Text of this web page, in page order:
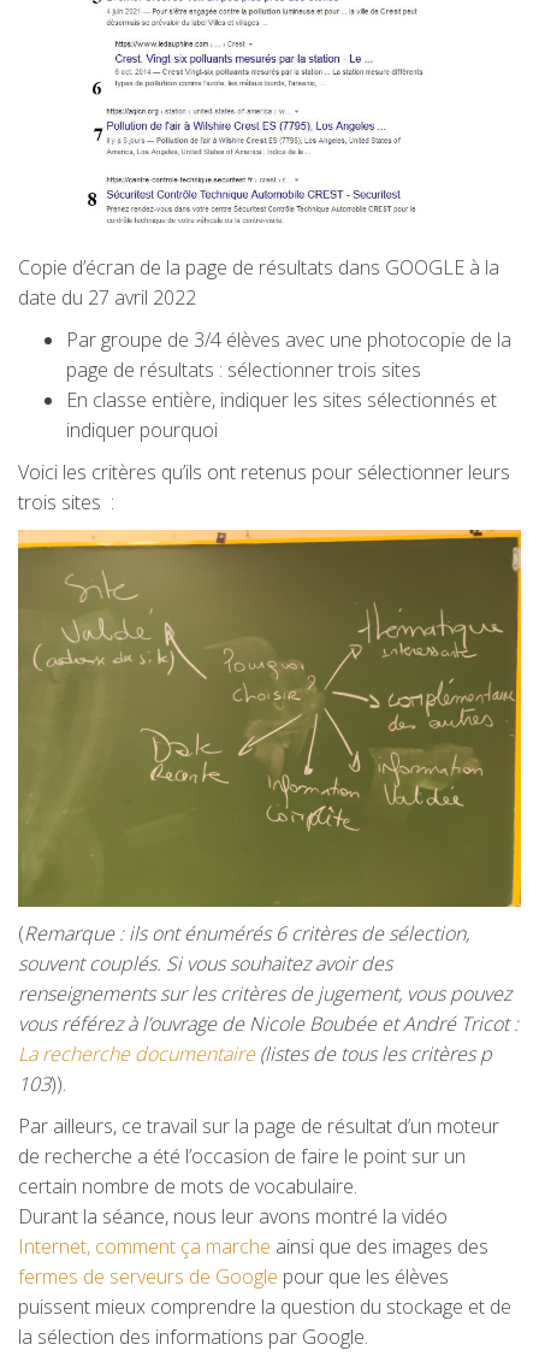
Copie d’écran de la page de résultats dans GOOGLE à la
date du 27 avril 2022
Par groupe de 3/4 élèves avec une photocopie de la
page de résultats : sélectionner trois sites
En classe entière, indiquer les sites sélectionnés et
indiquer pourquoi
Voici les critères qu’ils ont retenus pour sélectionner leurs
trois sites :
(Remarque : ils ont énumérés 6 critères de sélection,
souvent couplés. Si vous souhaitez avoir des
renseignements sur les critères de jugement, vous pouvez
vous référez à l’ouvrage de Nicole Boubée et André Tricot :
La recherche documentaire(listes de tous les critères p
103)).
Par ailleurs, ce travail sur la page de résultat d’un moteur
de recherche a été l’occasion de faire le point sur un
certain nombre de mots de vocabulaire.
Durant la séance, nous leur avons montré la vidéo
Internet, comment ça marche ainsi que des images des
fermes de serveurs de Google pour que les élèves
puissent mieux comprendre la question du stockage et de
la sélection des informations par Google.